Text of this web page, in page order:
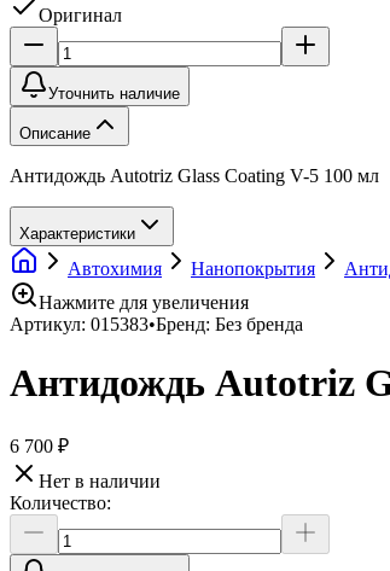
Оригинал
Уточнить наличие
Описание
Антидождь Autotriz Glass Coating V-5 100 мл
Характеристики
Автохимия Нанопокрытия
Нажмите для увеличения
Артикул: 015383•Бренд: Без бренда
Антидождь Autotriz
6 700 ₽
Нет в наличии
Количество: